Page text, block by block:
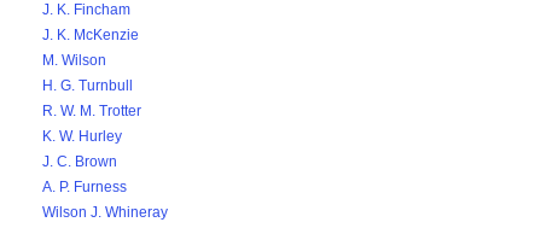
J. K. Fincham
J. K. McKenzie
M. Wilson
H. G. Turnbull
R. W. M. Trotter
K. W. Hurley
J. C. Brown
A. P. Furness
Wilson J. Whineray